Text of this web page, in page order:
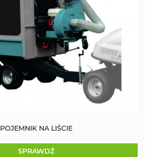
POJEMNIK NA LIŚCIE
SPRAWDŹ